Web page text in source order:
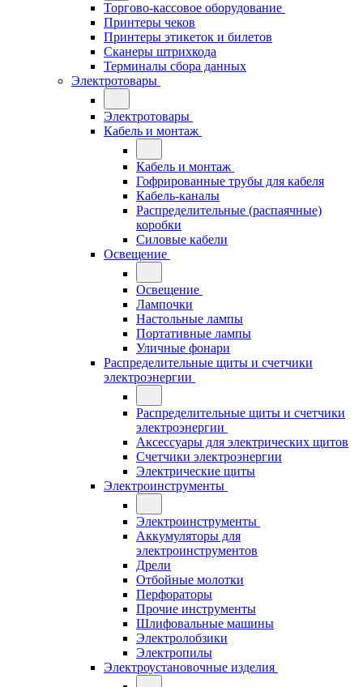
Торгово-кассовое оборудование
Принтеры чеков
Принтеры этикеток и билетов
Сканеры штрихкода
Терминалы сбора данных
Электротовары
Электротовары
Кабель и монтаж
Кабель и монтаж
Гофрированные трубы для кабеля
Кабель-каналы
Распределительные (распаячные)
коробки
Силовые кабели
Освещение
Освещение
Лампочки
Настольные лампы
Портативные лампы
Уличные фонари
Распределительные щиты и счетчики
электроэнергии
Распределительные щиты и счетчики
электроэнергии
Аксессуары для электрических щитов
Счетчики электроэнергии
Электрические щиты
Электроинструменты
Электроинструменты
Аккумуляторы для
электроинструментов
Дрели
Отбойные молотки
Перфораторы
Прочие инструменты
Шлифовальные машины
Электролобзики
Электропилы
Электроустановочные изделия